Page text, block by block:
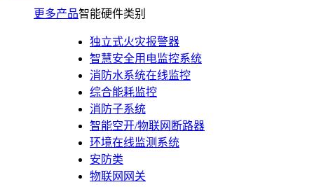
更多产品智能硬件类别
独立式火灾报警器
智慧安全用电监控系统
消防水系统在线监控
综合能耗监控
消防子系统
智能空开/物联网断路器
环境在线监测系统
安防类
物联网网关